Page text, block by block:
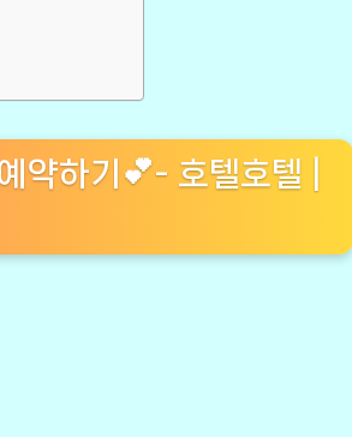
약하기💕- 호텔호텔 |